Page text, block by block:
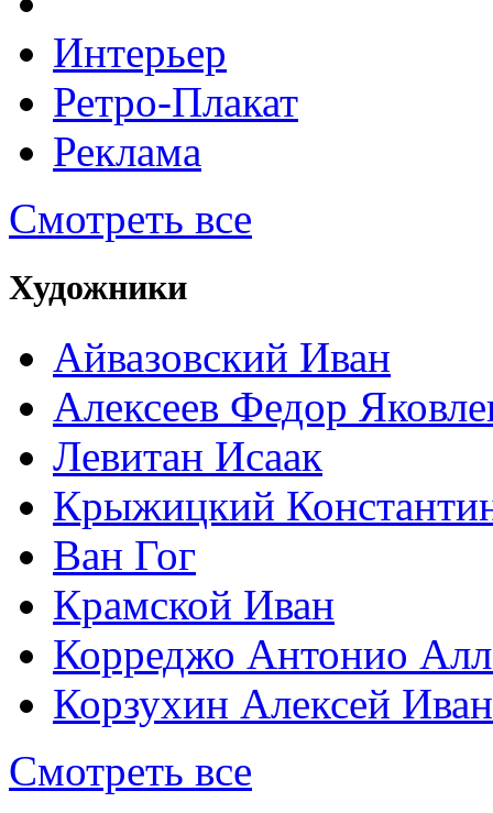
Интерьер
Ретро-Плакат
Реклама
Смотреть все
Художники
Айвазовский Иван
Алексеев Федор
Левитан Исаак
Крыжицкий
Ван Гог
Крамской Иван
Корреджо Антонио
Корзухин Алексей
Смотреть все